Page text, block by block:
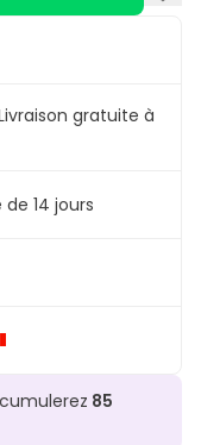
gratuite à
14 jours
85